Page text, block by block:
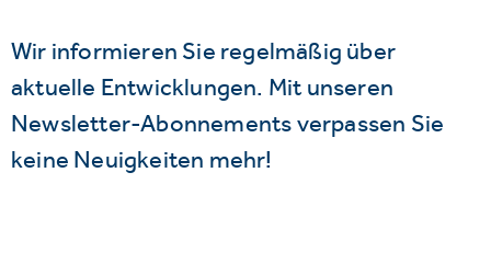
Wir informieren Sie regelmäßig über
aktuelle Entwicklungen. Mit unseren
Newsletter-Abonnements verpassen Sie
keine Neuigkeiten mehr!